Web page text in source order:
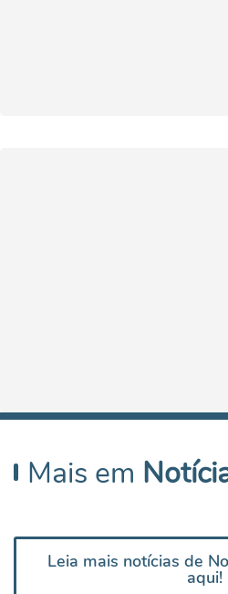
Mais em
Leia mais notícias de
aqui!